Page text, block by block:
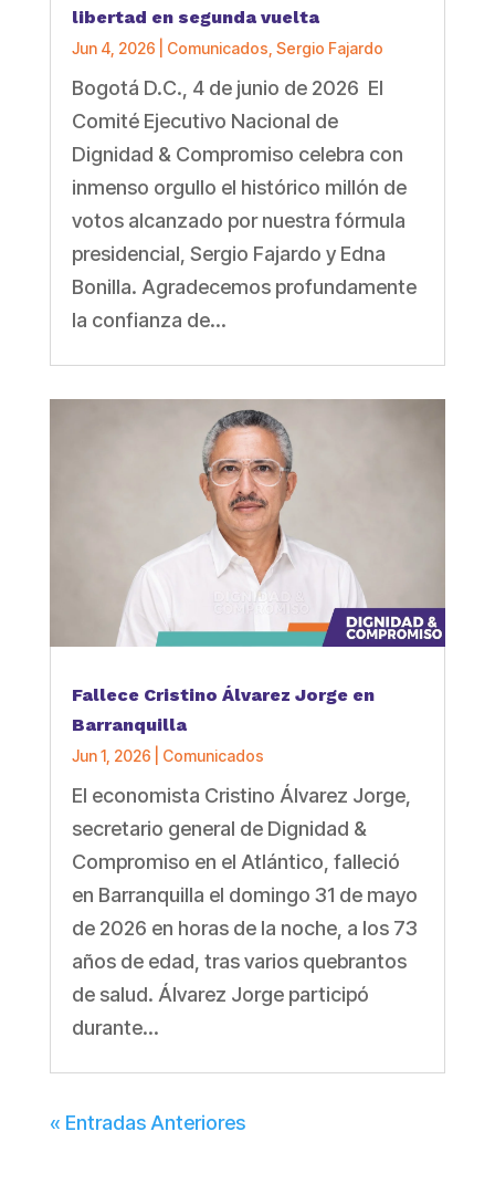
libertad en segunda vuelta
Jun 4, 2026 Comunicados Sergio Fajardo
Bogotá D.C., 4 de junio de 2026 El
Comité Ejecutivo Nacional de
Dignidad & Compromiso celebra con
inmenso orgullo el histórico millón de
votos alcanzado por nuestra fórmula
presidencial, Sergio Fajardo y Edna
Bonilla. Agradecemos profundamente
la confianza de...
Fallece Cristino Álvarez Jorge en
Barranquilla
Jun 1, 2026 Comunicados
El economista Cristino Álvarez Jorge,
secretario general de Dignidad &
Compromiso en el Atlántico, falleció
en Barranquilla el domingo 31 de mayo
de 2026 en horas de la noche, a los 73
años de edad, tras varios quebrantos
de salud. Álvarez Jorge participó
durante...
« Entradas Anteriores